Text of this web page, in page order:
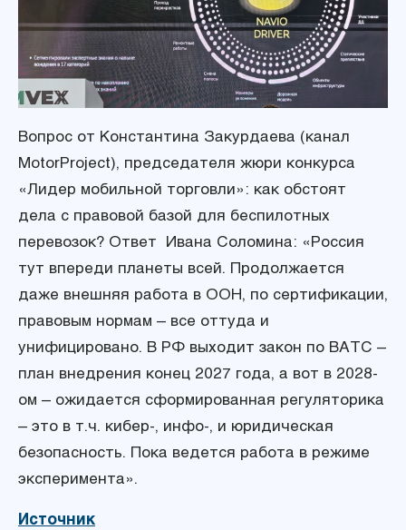
Вопрос от Константина Закурдаева (канал
MotorProject), председателя жюри конкурса
«Лидер мобильной торговли»: как обстоят
дела с правовой базой для беспилотных
перевозок? Ответ Ивана Соломина: «Россия
тут впереди планеты всей. Продолжается
даже внешняя работа в ООН, по сертификации,
правовым нормам – все оттуда и
унифицировано. В РФ выходит закон по ВАТС –
план внедрения конец 2027 года, а вот в 2028-
ом – ожидается сформированная регуляторика
– это в т.ч. кибер-, инфо-, и юридическая
безопасность. Пока ведется работа в режиме
эксперимента».
Источник